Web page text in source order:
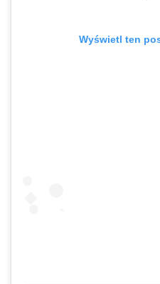
Wyświetl ten